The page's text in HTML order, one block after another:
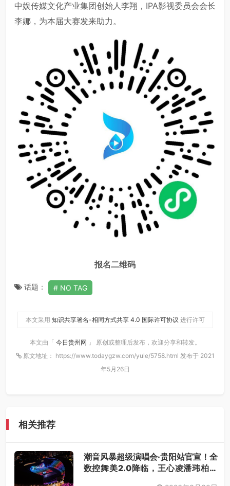
中娱传媒文化产业集团创始人李翔，IPA影视委员会会长
李娜，为本届大赛发来助力。
报名二维码
话题： NO TAG
本文采用 知识共享署名-相同方式共享 4.0 国际许可协议 进行许可
本文由「 今日贵州网 」 原创或整理后发布，欢迎分享和转发。
原文地址： https://www.todaygzw.com/yule/5758.html 发布于 2021
年5月26日
相关推荐
潮音风暴超级演唱会·贵阳站官宣！全
数控舞美2.0降临，王心凌潘玮柏领